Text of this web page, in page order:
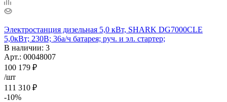
Электростанция дизельная 5,0 кВт, SHARK DG7000CLE
5,0кВт; 230В; 36а/ч батарея; руч. и эл. стартер;
В наличии: 3
Арт.: 00048007
100 179 ₽
/шт
111 310 ₽
-10%